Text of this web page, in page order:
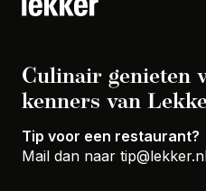
Culinair genieten
kenners van
Tip voor een restaurant?
Mail dan naar